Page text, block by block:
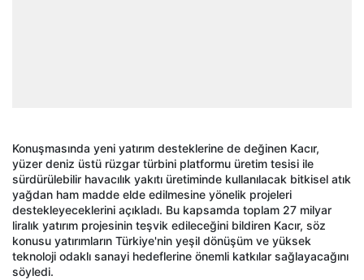
Konuşmasında yeni yatırım desteklerine de değinen Kacır,
yüzer deniz üstü rüzgar türbini platformu üretim tesisi ile
sürdürülebilir havacılık yakıtı üretiminde kullanılacak bitkisel atık
yağdan ham madde elde edilmesine yönelik projeleri
destekleyeceklerini açıkladı. Bu kapsamda toplam 27 milyar
liralık yatırım projesinin teşvik edileceğini bildiren Kacır, söz
konusu yatırımların Türkiye'nin yeşil dönüşüm ve yüksek
teknoloji odaklı sanayi hedeflerine önemli katkılar sağlayacağını
söyledi.